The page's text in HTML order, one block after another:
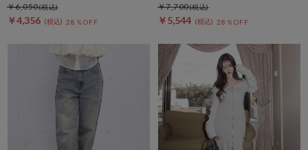
￥4,356 28％OFF
￥6,050
￥5,544 28％OFF
￥7,700